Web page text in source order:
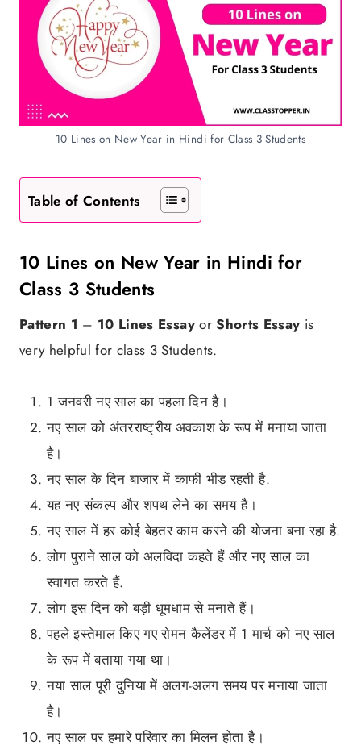
10 Lines on New Year in Hindi for Class 3 Students
Table of Contents
10 Lines on New Year in Hindi for
Class 3 Students
Pattern 1 – 10 Lines EssayorShorts Essay is
very helpful for class 3 Students.
1 जनवरी नए साल का पहला दिन है।
नए साल को अंतरराष्ट्रीय अवकाश के रूप में मनाया जाता
है।
नए साल के दिन बाजार में काफी भीड़ रहती है.
यह नए संकल्प और शपथ लेने का समय है।
नए साल में हर कोई बेहतर काम करने की योजना बना रहा है.
लोग पुराने साल को अलविदा कहते हैं और नए साल का
स्वागत करते हैं.
लोग इस दिन को बड़ी धूमधाम से मनाते हैं।
पहले इस्तेमाल किए गए रोमन कैलेंडर में 1 मार्च को नए साल
के रूप में बताया गया था।
नया साल पूरी दुनिया में अलग-अलग समय पर मनाया जाता
है।
नए साल पर हमारे परिवार का मिलन होता है।